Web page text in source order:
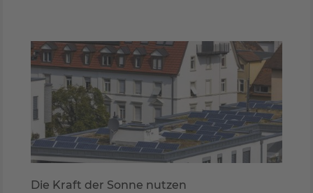
Die Kraft der Sonne nutzen